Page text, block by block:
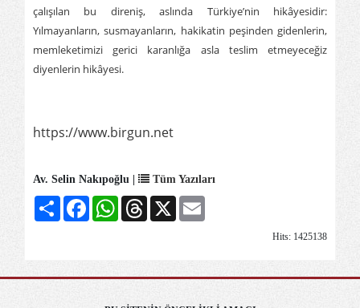
çalışılan bu direniş, aslında Türkiye’nin hikâyesidir:
Yılmayanların, susmayanların, hakikatin peşinden gidenlerin,
memleketimizi gerici karanlığa asla teslim etmeyeceğiz
diyenlerin hikâyesi.
https://www.birgun.net
Av. Selin Nakıpoğlu | Tüm Yazıları
Share FacebookWhatsAppThreads
X
Hits: 1425138